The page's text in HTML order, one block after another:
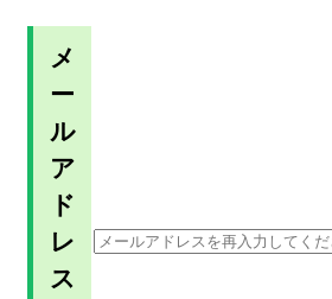
メ
ー
ル
ア
ド
レ
ス